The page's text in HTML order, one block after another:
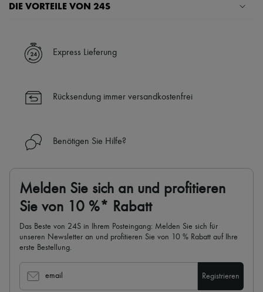
DIE VORTEILE VON 24S
✓ Expresslieferung in über 100 Ländern
✓ Kostenlose Retouren
die Uhr (24h/24)
Mehr erfahren über 24S, ein Haus aus der LVMH-Gruppe
Express Lieferung
Rücksendung immer versandkostenfrei
Benötigen Sie Hilfe?
Melden Sie sich an und profitieren
Sie von 10 %* Rabatt
Das Beste von 24S in Ihrem Posteingang: Melden Sie sich für
unseren Newsletter an und profitieren Sie von 10 % Rabatt auf Ihre
erste Bestellung.
email Registrieren